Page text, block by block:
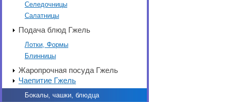
Селедочницы
Салатницы
Подача блюд Гжель
Лотки, Формы
Блинницы
Жаропрочная посуда Гжель
Чаепитие Гжель
Бокалы, чашки, блюдца